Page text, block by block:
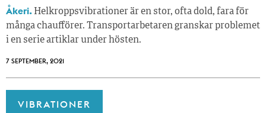
Åkeri. Helkroppsvibrationer är en stor, ofta dold, fara för
många chaufförer. Transportarbetaren granskar problemet
i en serie artiklar under hösten.
7 SEPTEMBER, 2021
VIBRATIONER